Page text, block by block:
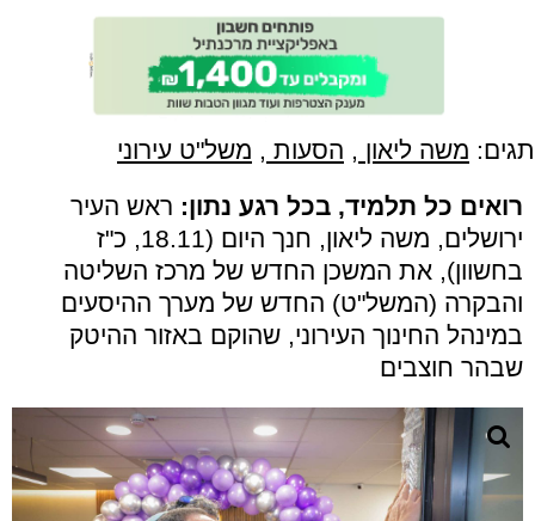
תגים: משה ליאון , הסעות , משל"ט עירוני
רואים כל תלמיד, בכל רגע נתון: ראש העיר
ירושלים, משה ליאון, חנך היום (18.11, כ"ז
בחשוון), את המשכן החדש של מרכז השליטה
והבקרה (המשל"ט) החדש של מערך ההיסעים
במינהל החינוך העירוני, שהוקם באזור ההיטק
שבהר חוצבים